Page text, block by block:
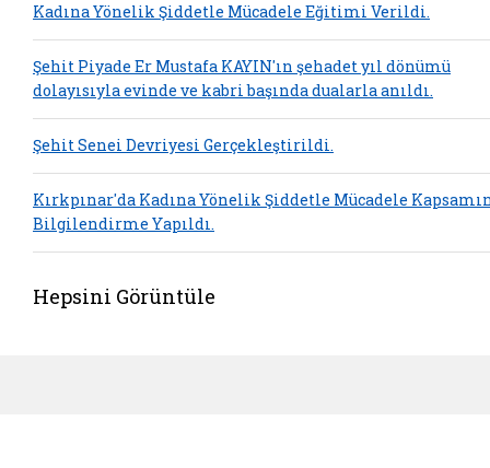
Kadına Yönelik Şiddetle Mücadele Eğitimi Verildi.
Şehit Piyade Er Mustafa KAYIN'ın şehadet yıl dönümü
dolayısıyla evinde ve kabri başında dualarla anıldı.
Şehit Senei Devriyesi Gerçekleştirildi.
Kırkpınar'da Kadına Yönelik Şiddetle Mücadele
Bilgilendirme Yapıldı.
Hepsini Görüntüle